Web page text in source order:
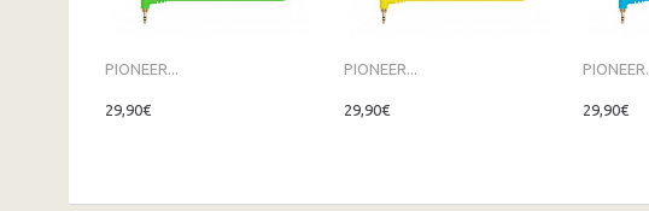
PIONEER...
29,90€
PIONEER...
29,90€
PIONEER...
29,90€